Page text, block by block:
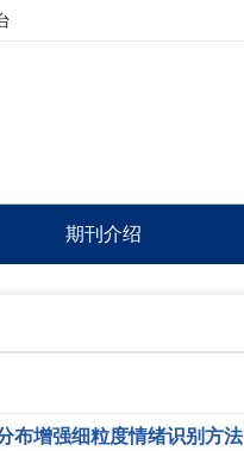
期刊介绍
布增强细粒度情绪识别方法